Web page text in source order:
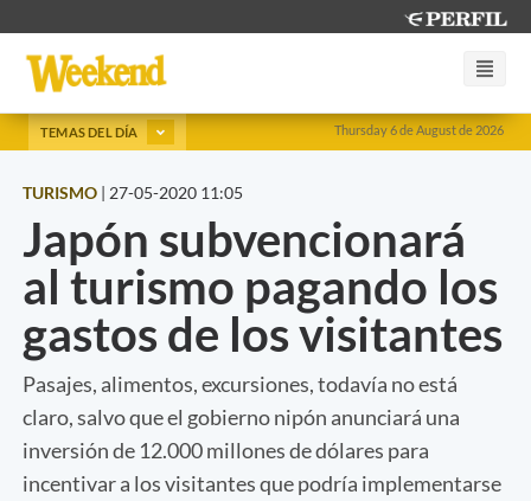
Thursday 6 de August de 2026
TEMAS DEL DÍA
TURISMO | 27-05-2020 11:05
Japón subvencionará
al turismo pagando los
gastos de los visitantes
Pasajes, alimentos, excursiones, todavía no está
claro, salvo que el gobierno nipón anunciará una
inversión de 12.000 millones de dólares para
incentivar a los visitantes que podría implementarse